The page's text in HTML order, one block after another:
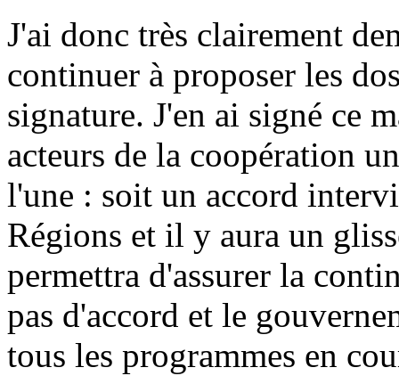
J'ai donc très clairement
continuer à proposer les
signature. J'en ai signé ce
acteurs de la coopération
l'une : soit un accord
Régions et il y aura un
permettra d'assurer la
pas d'accord et le
tous les programmes en